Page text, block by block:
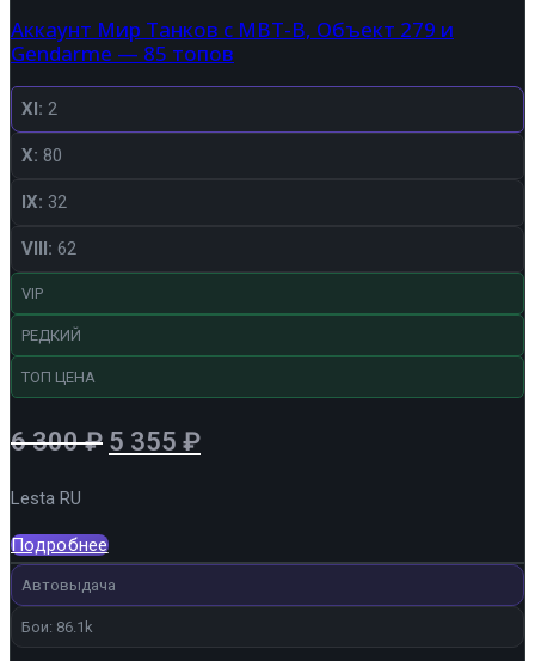
Аккаунт Мир Танков с MBT-B, Объект 279 и
Gendarme — 85 топов
XI: 2
X: 80
IX: 32
VIII: 62
VIP
РЕДКИЙ
ТОП ЦЕНА
6 300₽ Первоначальная
6
300 ₽.
5 355 ₽Текущая
Lesta RU
Подробнее
Автовыдача
Бои: 86.1k